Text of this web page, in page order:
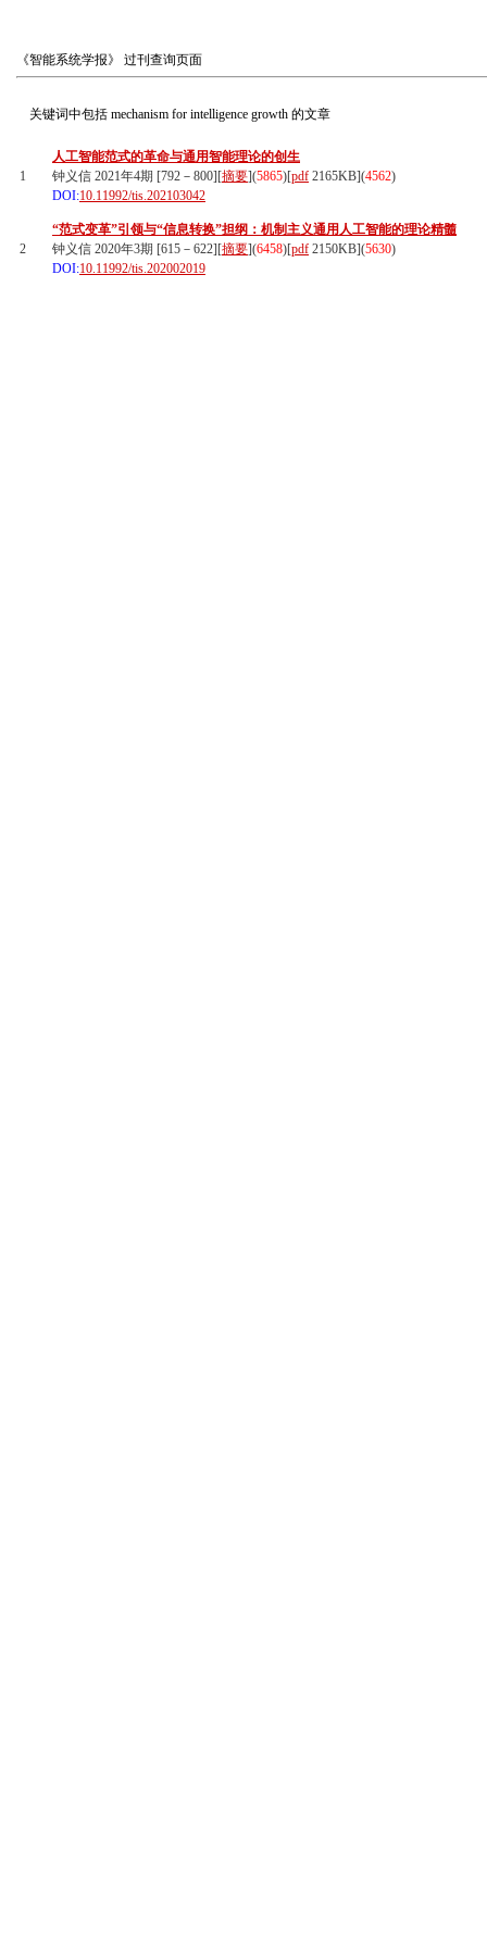
《智能系统学报》 过刊查询页面
关键词中包括 mechanism for intelligence growth 的文章
1
人工智能范式的革命与通用智能理论的创生
钟义信 2021年4期 [792－800][摘要](5865)[pdf 2165KB](4562)
DOI:10.11992/tis.202103042
2
“范式变革”引领与“信息转换”担纲：机制主义通用人工智能的理论精髓
钟义信 2020年3期 [615－622][摘要](6458)[pdf 2150KB](5630)
DOI:10.11992/tis.202002019